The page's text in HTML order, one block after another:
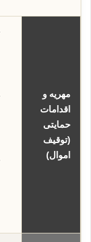
مهریه و
اقدامات
حمایتی
(توقیف
اموال)